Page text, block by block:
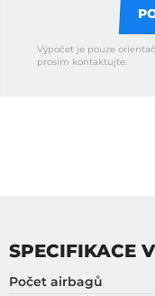
Výpočet je pouze
prosím kontaktujte.
SPECIFIKACE
Počet airbagů